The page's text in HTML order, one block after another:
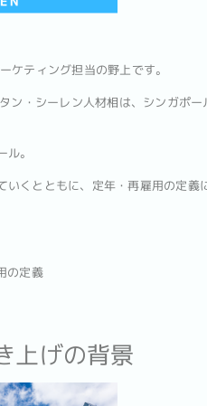
ケティング担当の野上です。
ン・シーレン人材相は、シンガポ
。
いくとともに、定年・再雇用の定
の定義
上げの背景